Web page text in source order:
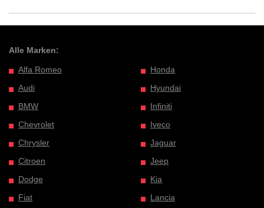
Alle Marken:
Alfa Romeo
Audi
BMW
Chevrolet
Chrysler
Citroen
Dodge
Fiat
Honda
Hyundai
Infiniti
Iveco
Jaguar
Jeep
Kia
Lancia